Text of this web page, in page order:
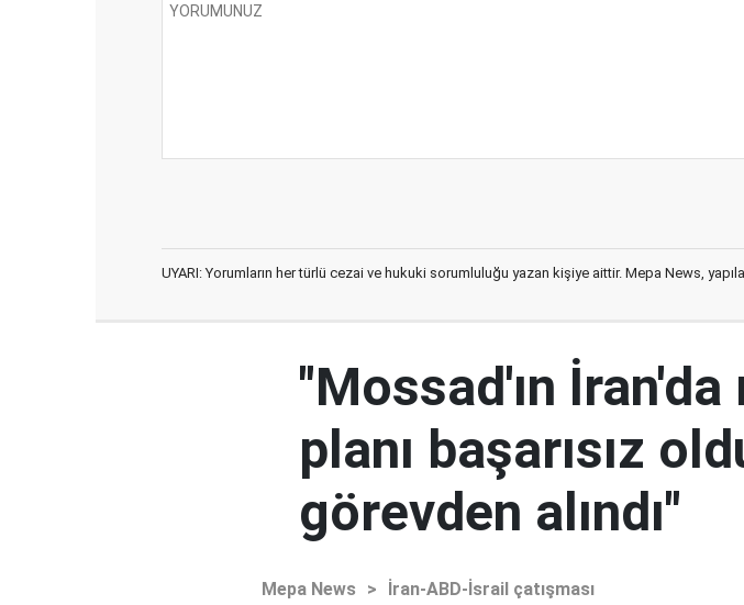
UYARI: Yorumların her türlü cezai ve hukuki sorumluluğu yazan kişiye aittir. Mepa News,
"Mossad'ın
planı başarısız
görevden alındı"
Mepa News > İran-ABD-İsrail çatışması